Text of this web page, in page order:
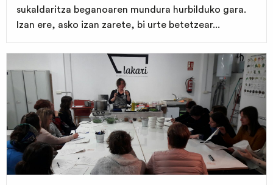
sukaldaritza beganoaren mundura hurbilduko gara.
Izan ere, asko izan zarete, bi urte betetzear...